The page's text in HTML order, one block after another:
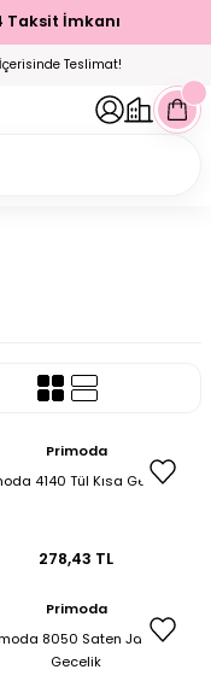
Taksit İmkanıTeslimat!
Teslimat!
Primoda
4140 Tül Kısa Gecelik
278,43 TL
Primoda
8050 Saten Jakarlı
Gecelik